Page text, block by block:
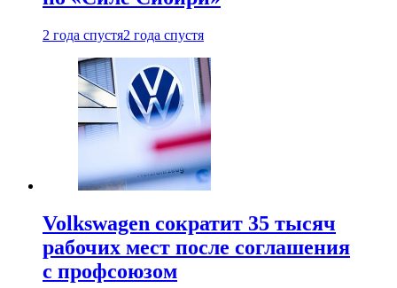
2 года спустя2 года спустя
Volkswagen сократит 35 тысяч
рабочих мест после соглашения
с профсоюзом